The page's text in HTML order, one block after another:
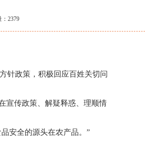
2379
政策，积极回应百姓关切问
传政策、解疑释惑、理顺情
安全的源头在农产品。”